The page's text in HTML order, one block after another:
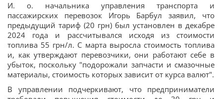
И. о. начальника управления транспорта и
пассажирских перевозок Игорь Барбул заявил, что
предыдущий тариф (20 грн) был установлен в декабре
2024 года и рассчитывался исходя из стоимости
топлива 55 грн/л. С марта выросла стоимость топлива
и, как утверждают перевозчики, они работают себе в
убыток, поскольку "подорожали запчасти и смазочные
материалы, стоимость которых зависит от курса валют".
В управлении подчеркивают, что предприниматели